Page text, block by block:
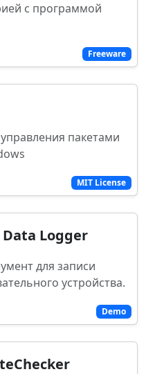
Freeware
с программой
MIT License
пакетами
Demo
Logger
для записи
устройства.